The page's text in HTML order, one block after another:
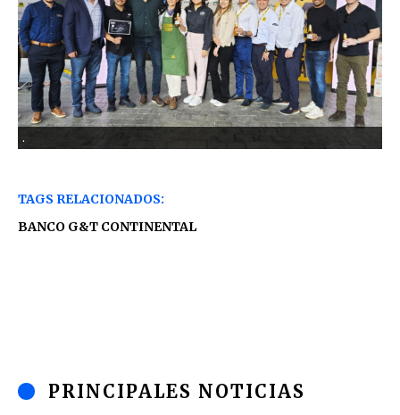
.
TAGS RELACIONADOS:
BANCO G&T CONTINENTAL
PRINCIPALES NOTICIAS